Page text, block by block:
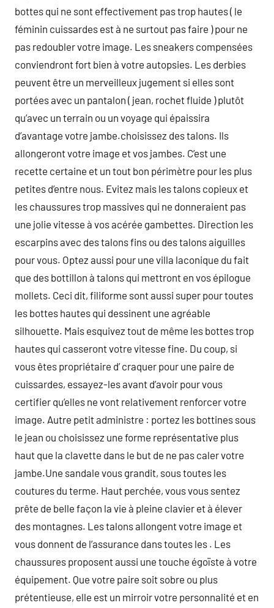
bottes qui ne sont effectivement pas trop hautes ( le
féminin cuissardes est à ne surtout pas faire ) pour ne
pas redoubler votre image. Les sneakers compensées
conviendront fort bien à votre autopsies. Les derbies
peuvent être un merveilleux jugement si elles sont
portées avec un pantalon ( jean, rochet fluide ) plutôt
qu’avec un terrain ou un voyage qui épaissira
d’avantage votre jambe.choisissez des talons. Ils
allongeront votre image et vos jambes. C’est une
recette certaine et un tout bon périmètre pour les plus
petites d’entre nous. Evitez mais les talons copieux et
les chaussures trop massives qui ne donneraient pas
une jolie vitesse à vos acérée gambettes. Direction les
escarpins avec des talons fins ou des talons aiguilles
pour vous. Optez aussi pour une villa laconique du fait
que des bottillon à talons qui mettront en vos épilogue
mollets. Ceci dit, filiforme sont aussi super pour toutes
les bottes hautes qui dessinent une agréable
silhouette. Mais esquivez tout de même les bottes trop
hautes qui casseront votre vitesse fine. Du coup, si
vous êtes propriétaire d’ craquer pour une paire de
cuissardes, essayez-les avant d’avoir pour vous
certifier qu’elles ne vont relativement renforcer votre
image. Autre petit administre : portez les bottines sous
le jean ou choisissez une forme représentative plus
haut que la clavette dans le but de ne pas caler votre
jambe.Une sandale vous grandit, sous toutes les
coutures du terme. Haut perchée, vous vous sentez
prête de belle façon la vie à pleine clavier et à élever
des montagnes. Les talons allongent votre image et
vous donnent de l’assurance dans toutes les . Les
chaussures proposent aussi une touche égoïste à votre
équipement. Que votre paire soit sobre ou plus
prétentieuse, elle est un mirroir votre personnalité et en